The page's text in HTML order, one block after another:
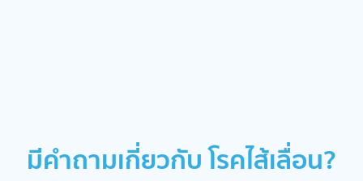
มีคำถามเกี่ยวกับ โรคไส้เลื่อน?